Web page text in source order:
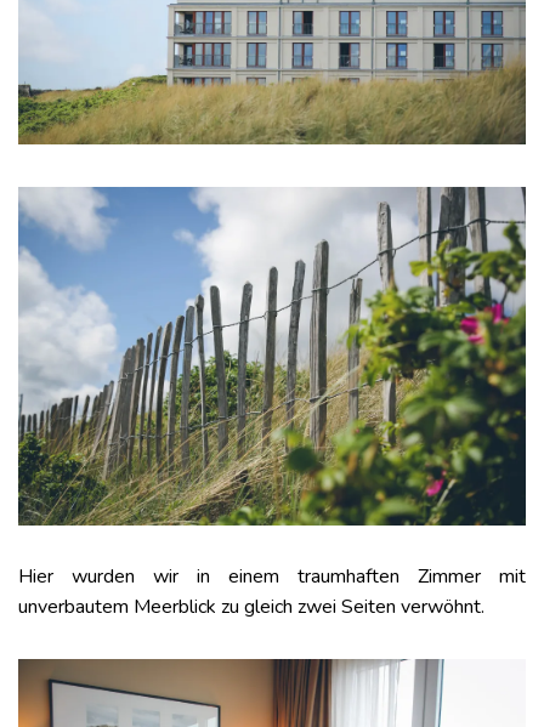
Hier wurden wir in einem traumhaften Zimmer mit
unverbautem Meerblick zu gleich zwei Seiten verwöhnt.